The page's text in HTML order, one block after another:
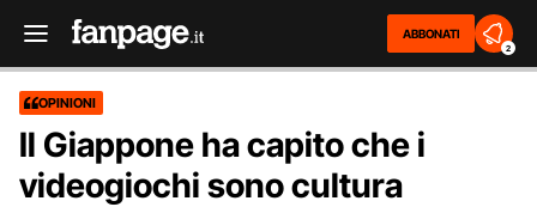
ABBONATI
2
OPINIONI
Il Giappone ha capito che i
videogiochi sono cultura